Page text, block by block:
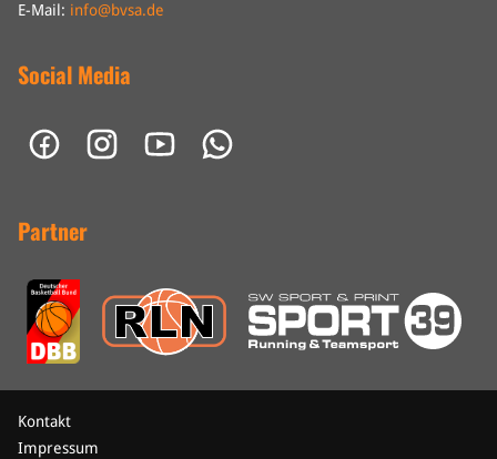
E-Mail: info@bvsa.de
Social Media
Partner
Kontakt
Impressum